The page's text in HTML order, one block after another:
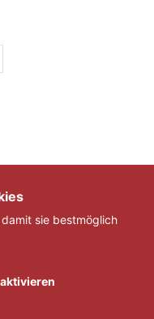
sie bestmöglich